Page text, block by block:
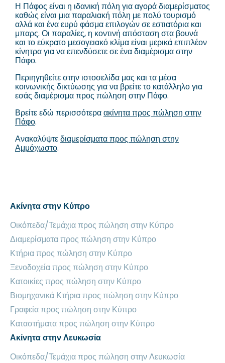
Η Πάφος είναι η ιδανική πόλη για αγορά διαμερίσματος
καθώς είναι μια παραλιακή πόλη με πολύ τουρισμό
αλλά και ένα ευρύ φάσμα επιλογών σε εστιατόρια και
μπαρς. Οι παραλίες, η κοντινή απόσταση στα βουνά
και το εύκρατο μεσογειακό κλίμα είναι μερικά επιπλέον
κίνητρα για να επενδύσετε σε ένα διαμέρισμα στην
Πάφο.
Περιηγηθείτε στην ιστοσελίδα μας και τα μέσα
κοινωνικής δικτύωσης για να βρείτε το κατάλληλο για
εσάς διαμέρισμα προς πώληση στην Πάφο.
Βρείτε εδώ περισσότεραακίνητα προς πώληση στην
Πάφο.
Ανακαλύψτεδιαμερίσματα προς πώληση στην
Αμμόχωστο.
Ακίνητα στην Κύπρο
Οικόπεδα/Τεμάχια προς πώληση στην Κύπρο
Διαμερίσματα προς πώληση στην Κύπρο
Κτήρια προς πώληση στην Κύπρο
Ξενοδοχεία προς πώληση στην Κύπρο
Κατοικίες προς πώληση στην Κύπρο
Βιομηχανικά Κτήρια προς πώληση στην Κύπρο
Γραφεία προς πώληση στην Κύπρο
Καταστήματα προς πώληση στην Κύπρο
Ακίνητα στην Λευκωσία
Οικόπεδα/Τεμάχια προς πώληση στην Λευκωσία